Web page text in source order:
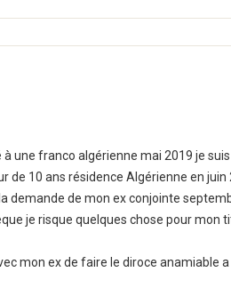
à une franco algérienne mai 2019 je
de 10 ans résidence Algérienne en juin
demande de mon ex conjointe
je risque quelques chose pour
mon ex de faire le diroce anamiable